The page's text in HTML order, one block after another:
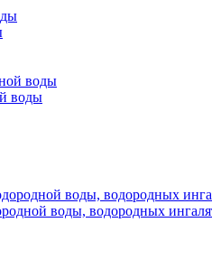
воды
воды, водородных